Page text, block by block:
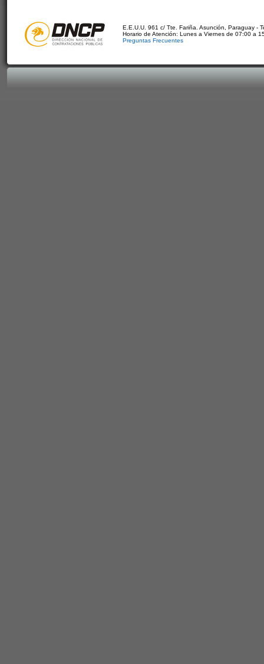
E.E.U.U. 961 c/ Tte. Fariña. Asunción, Paraguay -
Horario de Atención: Lunes a Viernes de 07:00 a
Preguntas Frecuentes